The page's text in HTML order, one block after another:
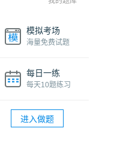
模拟考场
海量免费试题
每日一练
每天10题练习
进入做题